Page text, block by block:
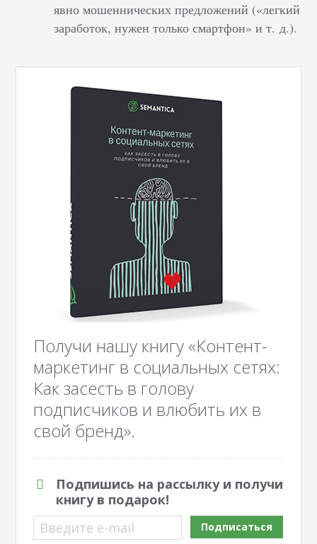
явно мошеннических предложений («легкий
заработок, нужен только смартфон» и т. д.).
Получи нашу книгу «Контент-
маркетинг в социальных сетях:
Как засесть в голову
подписчиков и влюбить их в
свой бренд».
Подпишись на рассылку и получи
книгу в подарок!
Введите e-mail
Подписаться